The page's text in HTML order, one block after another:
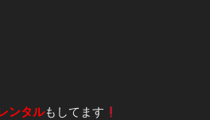
ンタルもしてます